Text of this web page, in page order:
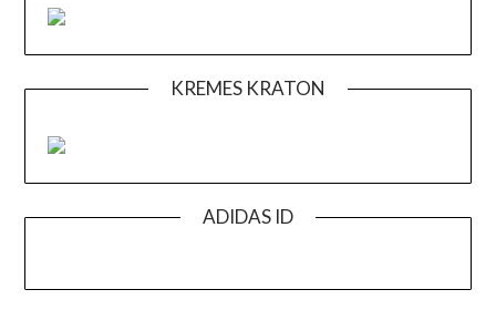
KREMES KRATON
ADIDAS ID